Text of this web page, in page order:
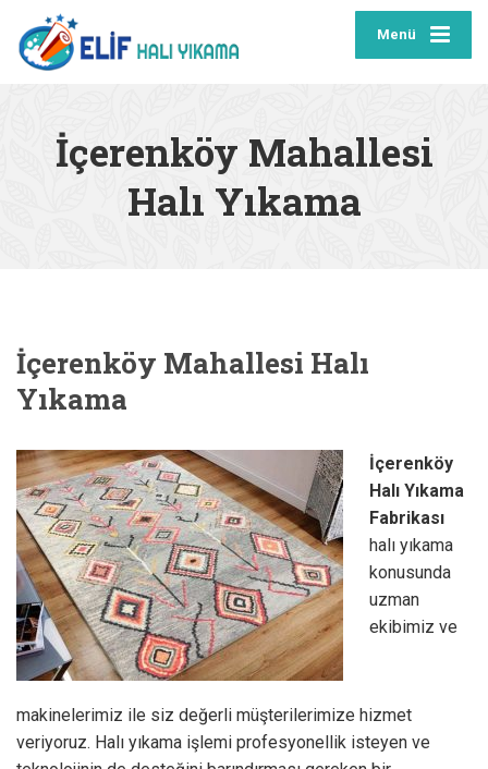
Menü
İçerenköy Mahallesi
Halı Yıkama
İçerenköy Mahallesi Halı
Yıkama
İçerenköy
Halı Yıkama
Fabrikası
halı yıkama
konusunda
uzman
ekibimiz ve
makinelerimiz ile siz değerli müşterilerimize hizmet
veriyoruz. Halı yıkama işlemi profesyonellik isteyen ve